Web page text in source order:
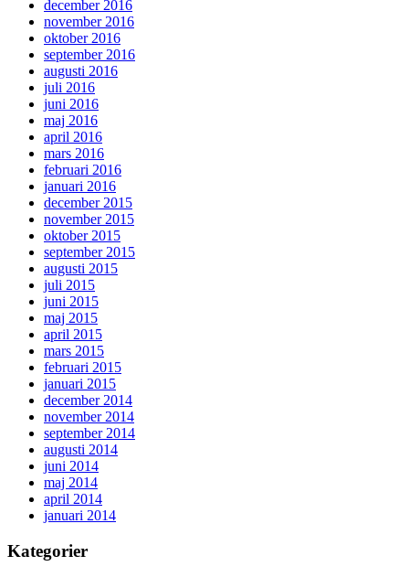
december 2016
november 2016
oktober 2016
september 2016
augusti 2016
juli 2016
juni 2016
maj 2016
april 2016
mars 2016
februari 2016
januari 2016
december 2015
november 2015
oktober 2015
september 2015
augusti 2015
juli 2015
juni 2015
maj 2015
april 2015
mars 2015
februari 2015
januari 2015
december 2014
november 2014
september 2014
augusti 2014
juni 2014
maj 2014
april 2014
januari 2014
Kategorier